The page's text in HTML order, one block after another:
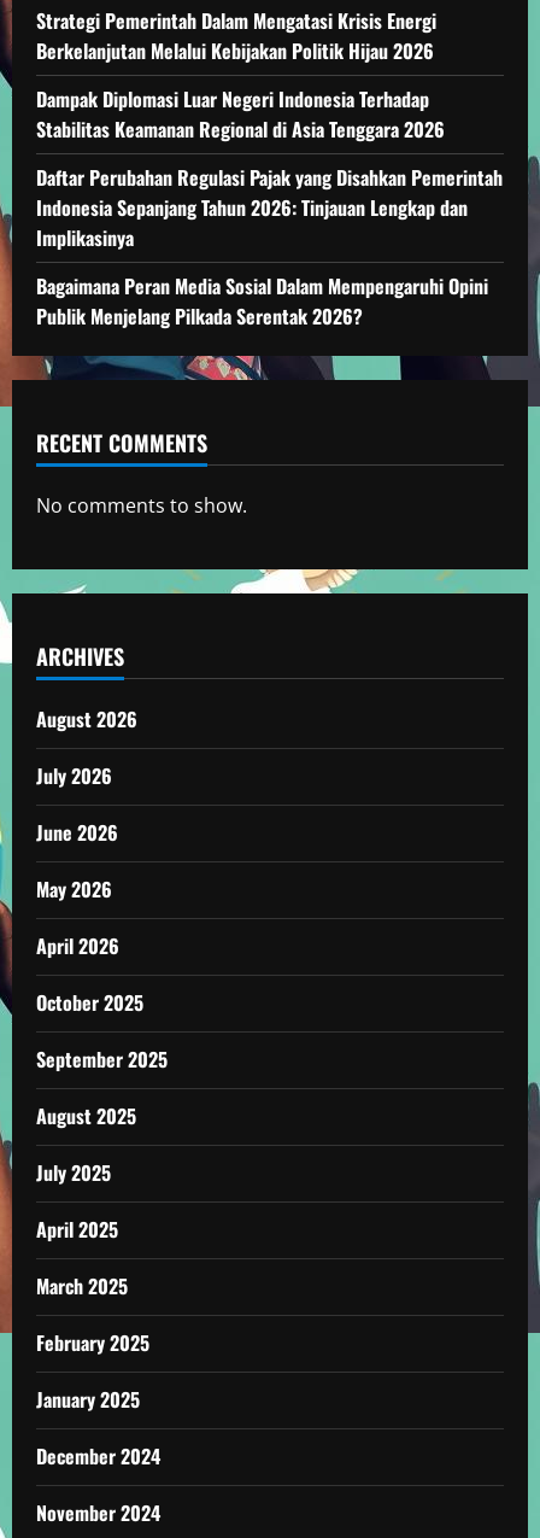
Strategi Pemerintah Dalam Mengatasi Krisis Energi
Berkelanjutan Melalui Kebijakan Politik Hijau 2026
Dampak Diplomasi Luar Negeri Indonesia Terhadap
Stabilitas Keamanan Regional di Asia Tenggara 2026
Daftar Perubahan Regulasi Pajak yang Disahkan Pemerintah
Indonesia Sepanjang Tahun 2026: Tinjauan Lengkap dan
Implikasinya
Bagaimana Peran Media Sosial Dalam Mempengaruhi Opini
Publik Menjelang Pilkada Serentak 2026?
RECENT COMMENTS
No comments to show.
ARCHIVES
August 2026
July 2026
June 2026
May 2026
April 2026
October 2025
September 2025
August 2025
July 2025
April 2025
March 2025
February 2025
January 2025
December 2024
November 2024